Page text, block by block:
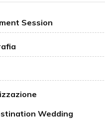
Session
Wedding